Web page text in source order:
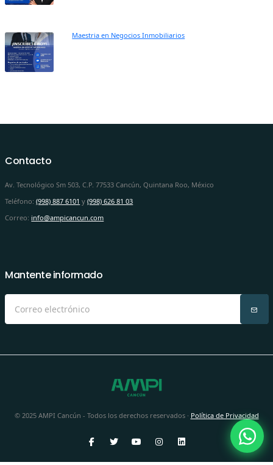
Maestria en Negocios Inmobiliarios
Contacto
Av. Tecnológico Sm 503, C.P. 77533 Cancún, Quintana Roo, México
Teléfono:(998) 887 6101 y(998) 626 81 03
Correo: info@ampicancun.com
Mantente informado
© 2025 AMPI Cancún - Todos los derechos reservados · Política de Privacidad